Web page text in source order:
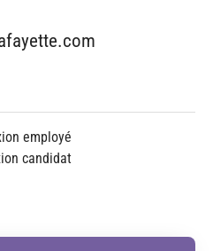
employé
candidat